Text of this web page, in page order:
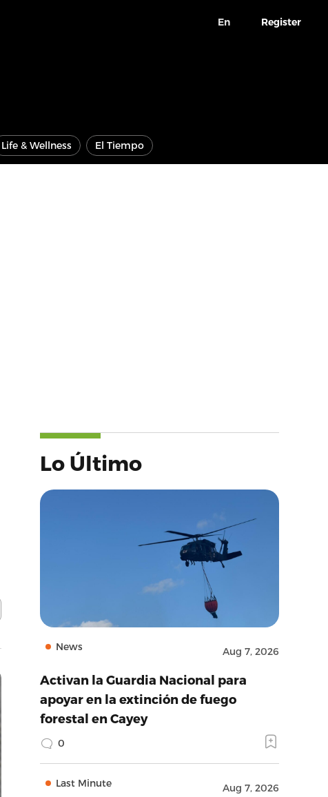
En Register
Life & Wellness El Tiempo
Lo Último
News Aug 7, 2026
Activan la Guardia Nacional para
apoyar en la extinción de fuego
forestal en Cayey
0
Last Minute Aug 7, 2026